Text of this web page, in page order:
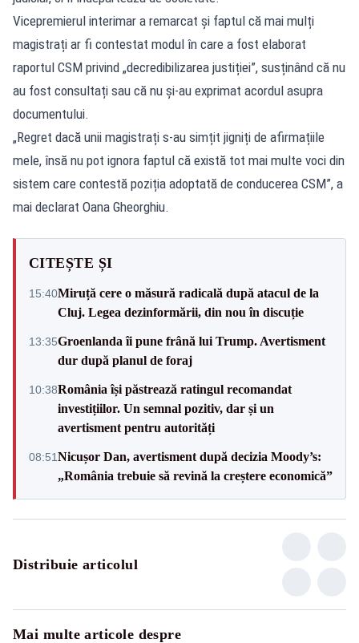
Vicepremierul interimar a remarcat și faptul că mai mulți
magistrați ar fi contestat modul în care a fost elaborat
raportul CSM privind „decredibilizarea justiției”, susținând că nu
au fost consultați sau că nu și-au exprimat acordul asupra
documentului.
„Regret dacă unii magistrați s-au simțit jigniți de afirmațiile
mele, însă nu pot ignora faptul că există tot mai multe voci din
sistem care contestă poziția adoptată de conducerea CSM”, a
mai declarat Oana Gheorghiu.
CITEȘTE ȘI
15:40Miruță cere o măsură radicală după atacul de la
Cluj. Legea dezinformării, din nou în discuție
13:35Groenlanda îi pune frână lui Trump. Avertisment
dur după planul de foraj
10:38România își păstrează ratingul recomandat
investițiilor. Un semnal pozitiv, dar și un
avertisment pentru autorități
08:51Nicușor Dan, avertisment după decizia Moody’s:
„România trebuie să revină la creștere economică”
Distribuie articolul
Mai multe articole despre